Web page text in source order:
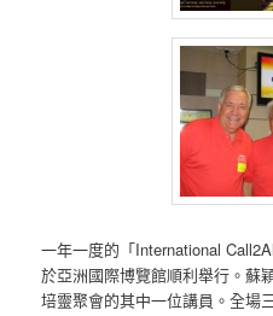
一年一度的「International
於亞洲國際博覽館順利舉行。蘇
培靈聚會的其中一位講員。全場